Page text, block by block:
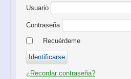
Usuario
Contraseña
Recuérdeme
¿Recordar contraseña?